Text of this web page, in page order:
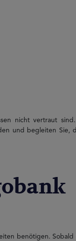
nicht vertraut sind.
und begleiten Sie,
benötigen. Sobald